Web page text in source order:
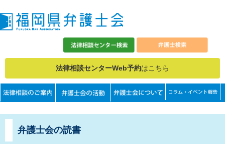
法律相談センターWeb予約はこちら
弁護士会の読書